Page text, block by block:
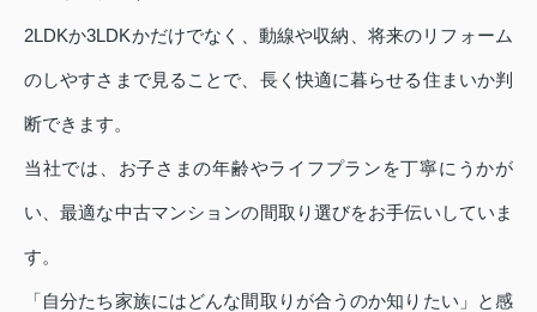
2LDKか3LDKかだけでなく、動線や収納、将来のリフォーム
のしやすさまで見ることで、長く快適に暮らせる住まいか判
断できます。
当社では、お子さまの年齢やライフプランを丁寧にうかが
い、最適な中古マンションの間取り選びをお手伝いしていま
す。
「自分たち家族にはどんな間取りが合うのか知りたい」と感